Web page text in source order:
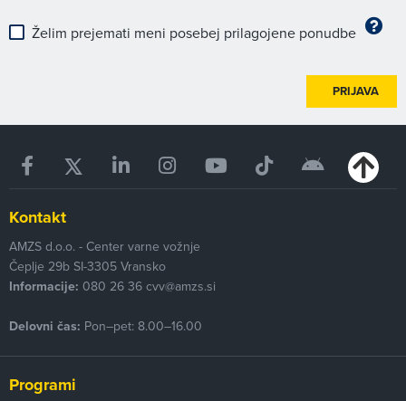
Želim prejemati meni posebej prilagojene ponudbe
PRIJAVA
Kontakt
AMZS d.o.o. - Center varne vožnje
Čeplje 29b SI-3305 Vransko
Informacije: 080 26 36 cvv@amzs.si
Delovni čas: Pon–pet: 8.00–16.00
Programi